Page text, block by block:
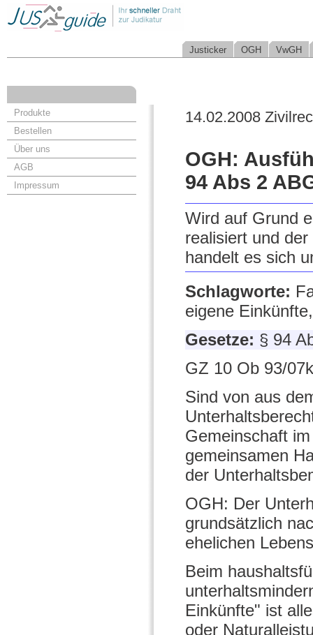
Justicker OGH VwGH
Produkte
Bestellen
Über uns
AGB
Impressum
14.02.2008
OGH:
94 Abs 2
Wird auf Grund
realisiert und
handelt es sich
Schlagworte:
eigene
Gesetze: § 94
GZ 10 Ob 93/
Sind von aus
Gemeinschaft
gemeinsamen
der
OGH: Der
grundsätzlich
ehelichen
Beim
Einkünfte" ist
oder